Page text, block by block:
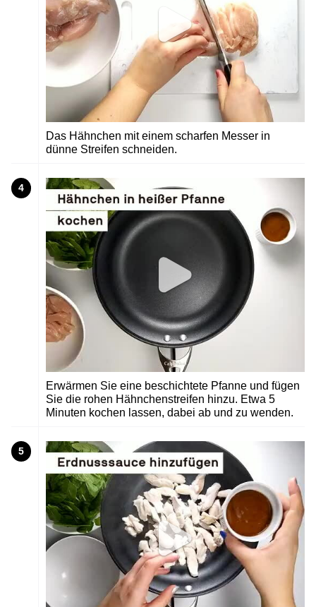
Das Hähnchen mit einem scharfen Messer in
dünne Streifen schneiden.
4
Erwärmen Sie eine beschichtete Pfanne und fügen
Sie die rohen Hähnchenstreifen hinzu. Etwa 5
Minuten kochen lassen, dabei ab und zu wenden.
5